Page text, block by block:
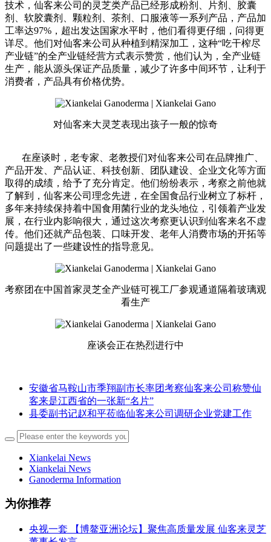
技术，仙客来公司的灵芝类产品已经形成粉剂、片剂、胶囊
剂、软胶囊剂、颗粒剂、茶剂、口服液等一系列产品，产品加
工率达97%，超出发达国家水平时，他们看得更仔细，问得更
详尽。他们对仙客来公司从种植到精深加工，这种“吃干榨尽
产业链”的全产业链经营方式表示赞赏，他们认为，全产业链
生产，能从源头保证产品质量，减少了许多中间环节，让利于
消费者，产品具有价格优势。
对仙客来大灵芝表现出孩子一般的惊奇
在座谈时，老专家、老教授们对仙客来公司在品牌推广、
产品开发、产品认证、科技创新、团队建设、企业文化等方面
取得的成绩，给予了充分肯定。他们纷纷表示，考察之前他就
了解到，仙客来公司理念先进，在全国食品行业树立了标杆，
多年来持续保持着中国食用菌行业的龙头地位，引领着产业发
展，在行业内影响很大，通过这次考察更认识到仙客来名不虚
传。他们还就产品包装、口味开发、老年人消费市场的开拓等
问题提出了一些建设性的指导意见。
考察团在中国首家灵芝全产业链可视工厂参观通道隔着玻璃观
看生产
座谈会正在热烈进行中
安徽省马鞍山市季翔副市长率团考察仙客来公司称赞仙
客来是江西省的一张新“名片”
县委副书记赵和平莅临仙客来公司调研企业党建工作
Xiankelai News
Xiankelai News
Ganoderma Information
为你推荐
央视一套 【博鳌亚洲论坛】聚焦高质量发展 仙客来灵芝